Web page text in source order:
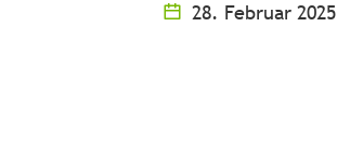
28. Februar 2025